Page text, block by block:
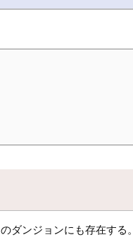
ダンジョンにも存在する。